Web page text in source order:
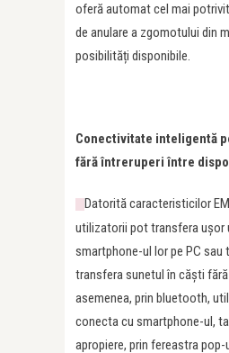
oferă automat cel mai
de anulare a zgomotului din
posibilități disponibile.
Conectivitate inteligentă
fără întreruperi între
Datorită caracteristicilor
utilizatorii pot transfera ușor
smartphone-ul lor pe PC sau
transfera sunetul în căști fără
asemenea, prin bluetooth,
conecta cu smartphone-ul,
apropiere, prin fereastra